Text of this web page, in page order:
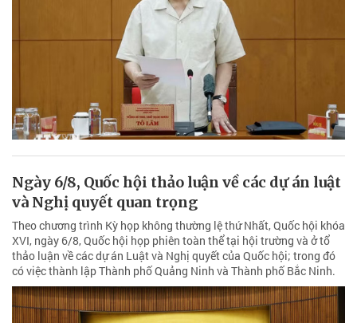
Ngày 6/8, Quốc hội thảo luận về các dự án luật
và Nghị quyết quan trọng
Theo chương trình Kỳ họp không thường lệ thứ Nhất, Quốc hội khóa
XVI, ngày 6/8, Quốc hội họp phiên toàn thể tại hội trường và ở tổ
thảo luận về các dự án Luật và Nghị quyết của Quốc hội; trong đó
có việc thành lập Thành phố Quảng Ninh và Thành phố Bắc Ninh.